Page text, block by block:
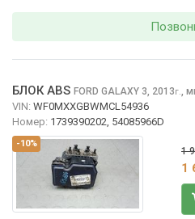
-10%
БЛОК ABS FORD GALAXY 3, 2013г.,
VIN: WF0MXXGBWMCL54936
Номер: 1739390202, 54085966D
1
1